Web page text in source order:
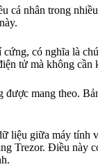
cá nhân trong
có nghĩa là
tử mà không
mang theo.
liệu giữa máy tính
Trezor. Điều này